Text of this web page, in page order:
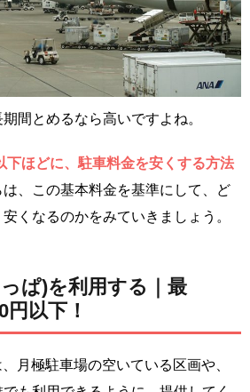
間とめるなら高いですよね。
下ほどに、駐車料金を安くする方法
は、この基本料金を基準にして、ど
くなるのかをみていきましょう。
ぱ)を利用する｜最
以下！
月極駐車場の空いている区画や、